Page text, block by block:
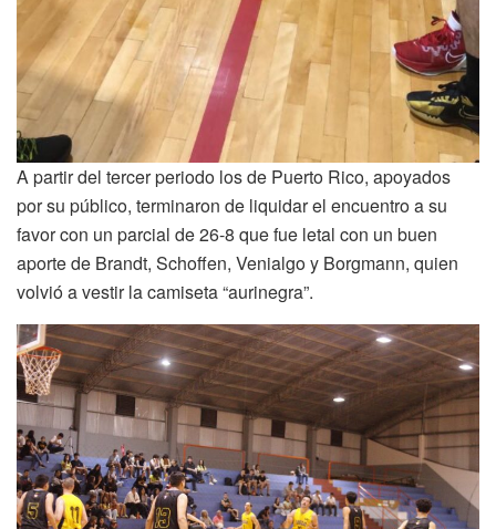
A partir del tercer periodo los de Puerto Rico, apoyados
por su público, terminaron de liquidar el encuentro a su
favor con un parcial de 26-8 que fue letal con un buen
aporte de Brandt, Schoffen, Venialgo y Borgmann, quien
volvió a vestir la camiseta “aurinegra”.